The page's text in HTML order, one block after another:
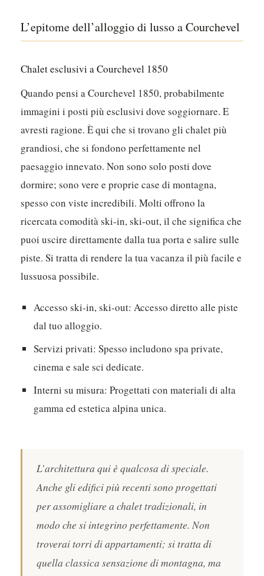
L’epitome dell’alloggio di lusso a Courchevel
Chalet esclusivi a Courchevel 1850
Quando pensi a Courchevel 1850, probabilmente
immagini i posti più esclusivi dove soggiornare. E
avresti ragione. È qui che si trovano gli chalet più
grandiosi, che si fondono perfettamente nel
paesaggio innevato. Non sono solo posti dove
dormire; sono vere e proprie case di montagna,
spesso con viste incredibili. Molti offrono la
ricercata comodità ski-in, ski-out, il che significa che
puoi uscire direttamente dalla tua porta e salire sulle
piste. Si tratta di rendere la tua vacanza il più facile e
lussuosa possibile.
Accesso ski-in, ski-out: Accesso diretto alle piste
dal tuo alloggio.
Servizi privati: Spesso includono spa private,
cinema e sale sci dedicate.
Interni su misura: Progettati con materiali di alta
gamma ed estetica alpina unica.
L’architettura qui è qualcosa di speciale.
Anche gli edifici più recenti sono progettati
per assomigliare a chalet tradizionali, in
modo che si integrino perfettamente. Non
troverai torri di appartamenti; si tratta di
quella classica sensazione di montagna, ma